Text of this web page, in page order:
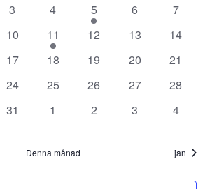
0
3
0
evenemang
4
1
evenemang
5
0
6
0
7
0
evenemang
10
1
evenemang
11
0
12
0
13
0
14
0
17
0
18
0
19
0
20
0
21
0
24
0
25
0
26
0
27
0
28
0
31
0
1
0
2
0
3
0
4
Denna månad jan